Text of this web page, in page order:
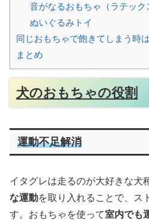
音がなるおもちゃ（ラテック
ぬいぐるみトイ
同じおもちゃで飽きてしまう時は
まとめ
犬のおもちゃの役割
運動不足解消
イタグレは走るのが大好きな犬
な運動を取り入れることで、ス
す。おもちゃを使って室内でも